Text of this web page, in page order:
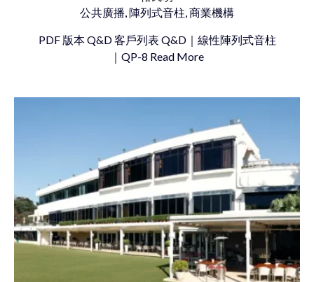
公共廣播, 陣列式音柱, 商業機構
PDF 版本 Q&D 客戶列表 Q&D｜線性陣列式音柱
｜QP-8 Read More